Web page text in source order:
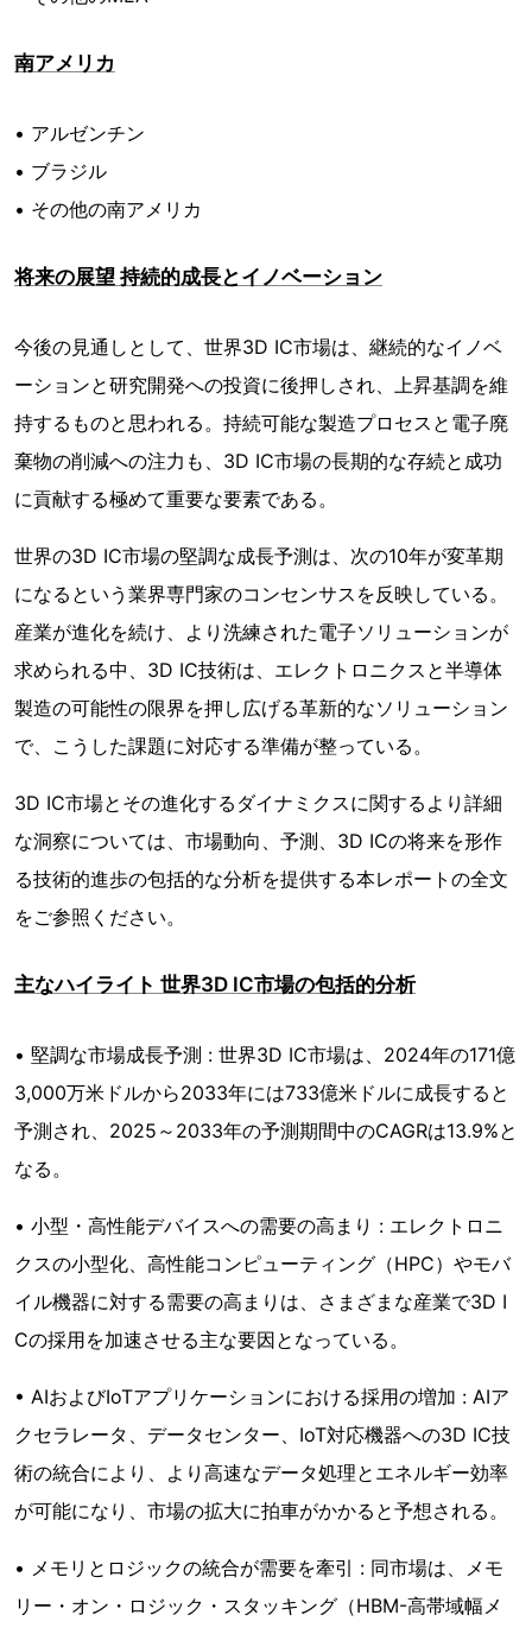
南アメリカ
• アルゼンチン
• ブラジル
• その他の南アメリカ
将来の展望 持続的成長とイノベーション
今後の見通しとして、世界3D IC市場は、継続的なイノベ
ーションと研究開発への投資に後押しされ、上昇基調を維
持するものと思われる。持続可能な製造プロセスと電子廃
棄物の削減への注力も、3D IC市場の長期的な存続と成功
に貢献する極めて重要な要素である。
世界の3D IC市場の堅調な成長予測は、次の10年が変革期
になるという業界専門家のコンセンサスを反映している。
産業が進化を続け、より洗練された電子ソリューションが
求められる中、3D IC技術は、エレクトロニクスと半導体
製造の可能性の限界を押し広げる革新的なソリューション
で、こうした課題に対応する準備が整っている。
3D IC市場とその進化するダイナミクスに関するより詳細
な洞察については、市場動向、予測、3D ICの将来を形作
る技術的進歩の包括的な分析を提供する本レポートの全文
をご参照ください。
主なハイライト 世界3D IC市場の包括的分析
• 堅調な市場成長予測 : 世界3D IC市場は、2024年の171億
3,000万米ドルから2033年には733億米ドルに成長すると
予測され、2025～2033年の予測期間中のCAGRは13.9%と
なる。
• 小型・高性能デバイスへの需要の高まり : エレクトロニ
クスの小型化、高性能コンピューティング（HPC）やモバ
イル機器に対する需要の高まりは、さまざまな産業で3D I
Cの採用を加速させる主な要因となっている。
• AIおよびIoTアプリケーションにおける採用の増加 : AIア
クセラレータ、データセンター、IoT対応機器への3D IC技
術の統合により、より高速なデータ処理とエネルギー効率
が可能になり、市場の拡大に拍車がかかると予想される。
• メモリとロジックの統合が需要を牽引 : 同市場は、メモ
リー・オン・ロジック・スタッキング（HBM-高帯域幅メ